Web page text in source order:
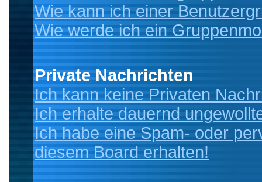
Wie kann ich einer
Wie werde ich ein
Private Nachrichten
Ich kann keine Privaten
Ich erhalte dauernd
Ich habe eine Spam- oder
diesem Board erhalten!